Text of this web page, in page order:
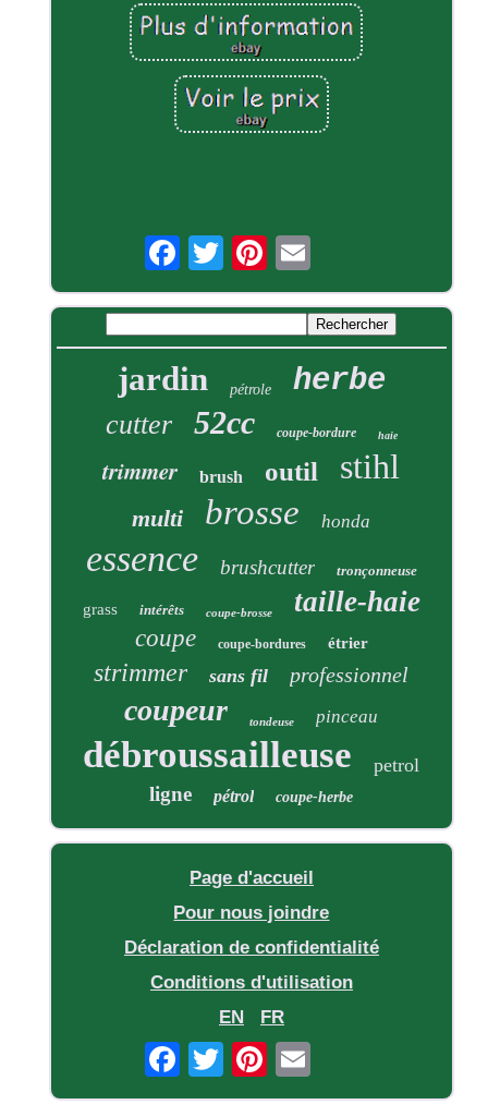
jardin pétrole herbe
cutter 52cc coupe-bordure haie
trimmer brush outil stihl
multi brosse honda
essence brushcutter tronçonneuse
grass intérêts coupe-brosse taille-haie
coupe coupe-bordures étrier
strimmer sans fil professionnel
coupeur tondeuse pinceau
débroussailleuse petrol
ligne pétrol coupe-herbe
Page d'accueil
Pour nous joindre
Déclaration de confidentialité
Conditions d'utilisation
EN
FR